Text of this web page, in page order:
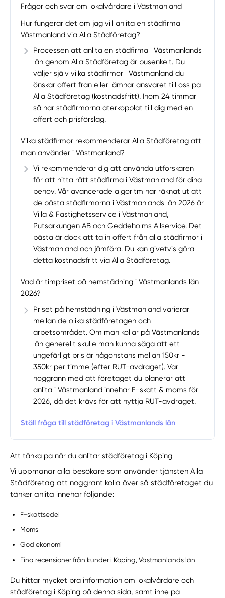
Frågor och svar om lokalvårdare i Västmanland
Hur fungerar det om jag vill anlita en städfirma i
Västmanland via Alla Städföretag?
Processen att anlita en städfirma i Västmanlands
län genom Alla Städföretag är busenkelt. Du
väljer själv vilka städfirmor i Västmanland du
önskar offert från eller lämnar ansvaret till oss på
Alla Städföretag (kostnadsfritt). Inom 24 timmar
så har städfirmorna återkopplat till dig med en
offert och prisförslag.
Vilka städfirmor rekommenderar Alla Städföretag att
man använder i Västmanland?
Vi rekommenderar dig att använda utforskaren
för att hitta rätt städfirma i Västmanland för dina
behov. Vår avancerade algoritm har räknat ut att
de bästa städfirmorna i Västmanlands län 2026 är
Villa & Fastighetsservice i Västmanland,
Putsarkungen AB och Geddeholms Allservice. Det
bästa är dock att ta in offert från alla städfirmor i
Västmanland och jämföra. Du kan givetvis göra
detta kostnadsfritt via Alla Städföretag.
Vad är timpriset på hemstädning i Västmanlands län
2026?
Priset på hemstädning i Västmanland varierar
mellan de olika städföretagen och
arbetsområdet. Om man kollar på Västmanlands
län generellt skulle man kunna säga att ett
ungefärligt pris är någonstans mellan 150kr -
350kr per timme (efter RUT-avdraget). Var
noggrann med att företaget du planerar att
anlita i Västmanland innehar F-skatt & moms för
2026, då det krävs för att nyttja RUT-avdraget.
Ställ fråga till städföretag i Västmanlands län
Att tänka på när du anlitar städföretag i Köping
Vi uppmanar alla besökare som använder tjänsten Alla
Städföretag att noggrant kolla över så städföretaget du
tänker anlita innehar följande:
F-skattsedel
Moms
God ekonomi
Fina recensioner från kunder i Köping, Västmanlands län
Du hittar mycket bra information om lokalvårdare och
städföretag i Köping på denna sida, samt inne på